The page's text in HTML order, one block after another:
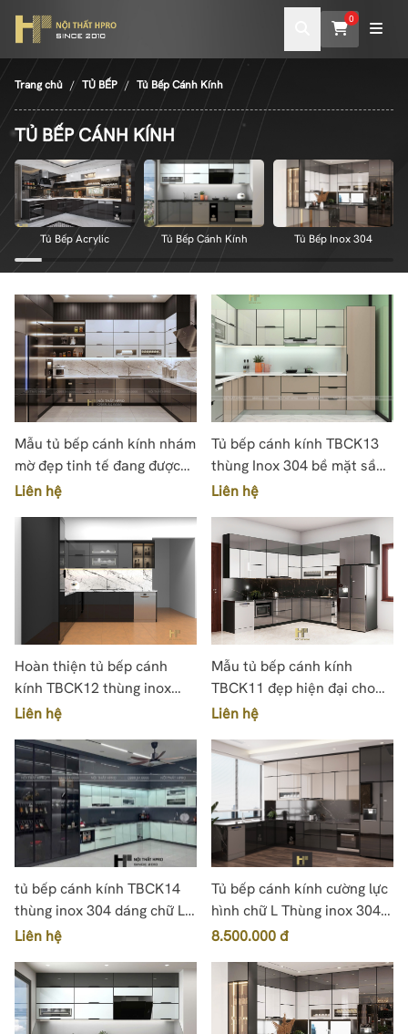
0
Trang chủ TỦ BẾP Tủ Bếp Cánh Kính
TỦ BẾP CÁNH KÍNH
Tủ Bếp Acrylic Tủ Bếp Cánh Kính Tủ Bếp Inox 304
Mẫu tủ bếp cánh kính nhám
mờ đẹp tinh tế đang được
yêu thích TBCK18
Liên hệ
Tủ bếp cánh kính TBCK13
thùng Inox 304 bề mặt sần
caro
Liên hệ
Hoàn thiện tủ bếp cánh
kính TBCK12 thùng inox
304 dáng chữ L
Liên hệ
Mẫu tủ bếp cánh kính
TBCK11 đẹp hiện đại cho
căn hộ liền kề
Liên hệ
tủ bếp cánh kính TBCK14
thùng inox 304 dáng chữ L
có tủ rượu
Liên hệ
Tủ bếp cánh kính cường lực
hình chữ L Thùng inox 304
TBCK10
8.500.000 đ